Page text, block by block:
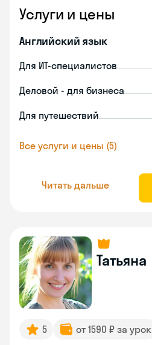
Услуги и цены
Английский язык
Для ИТ-специалистов
Деловой - для бизнеса
Для путешествий
Все услуги и цены (5)
Читать дальше
Татьяна
5 от 1590 ₽ за урок